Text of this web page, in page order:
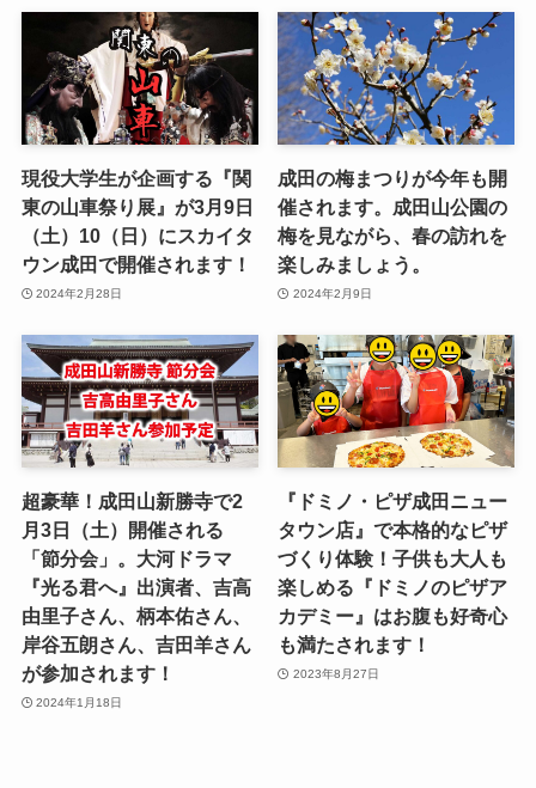
現役大学生が企画する『関
東の山車祭り展』が3月9日
（土）10（日）にスカイタ
ウン成田で開催されます！
2024年2月28日
成田の梅まつりが今年も開
催されます。成田山公園の
梅を見ながら、春の訪れを
楽しみましょう。
2024年2月9日
超豪華！成田山新勝寺で2
月3日（土）開催される
「節分会」。大河ドラマ
『光る君へ』出演者、吉高
由里子さん、柄本佑さん、
岸谷五朗さん、吉田羊さん
が参加されます！
2024年1月18日
『ドミノ・ピザ成田ニュー
タウン店』で本格的なピザ
づくり体験！子供も大人も
楽しめる『ドミノのピザア
カデミー』はお腹も好奇心
も満たされます！
2023年8月27日